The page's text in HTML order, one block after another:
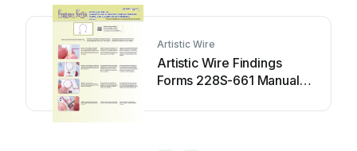
Artistic Wire
Artistic Wire Findings
Forms 228S-661 Manual